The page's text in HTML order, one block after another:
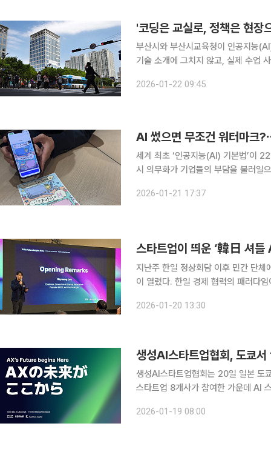
'코딩은 교실로, 정책은 현
부산시와 부산시교육청이 인공지능
기술 소개에 그치지 않고, 실제 수업
층 컨벤션홀에서 '2026년 부산 인공
2026-01-22 09:45
AI 썼으면 무조건 워터마크
세계 최초 ‘인공지능(AI) 기본법’이
시 의무화가 기업들의 부담을 불러일
공개 응용프로그램 인터페이스(API)’
2026-01-21 17:37
스타트업이 띄운 ‘韓日 셔
지난주 한일 정상회담 이후 민간 단
이 열렸다. 한일 경제 협력의 패러다
이스(TiB)’에서 열린 ‘한일 AI 스타트
2026-01-20 13:30
생성AI스타트업협회, 도쿄서
생성AI스타트업협회는 20일 일본 도
스타트업 8개사가 참여한 가운데 AI 스타
(ZVC)가 공동 개최하는 이번 행사는
2026-01-19 08:00